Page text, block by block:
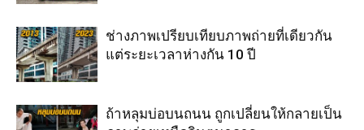
ช่างภาพเปรียบเทียบภาพถ่ายที่เดียวกัน
แต่ระยะเวลาห่างกัน 10 ปี
ถ้าหลุมบ่อบนถนน ถูกเปลี่ยนให้กลายเป็น